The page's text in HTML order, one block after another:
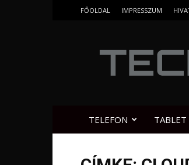
FŐOLDAL IMPRESSZUM
TELEFON TABLET